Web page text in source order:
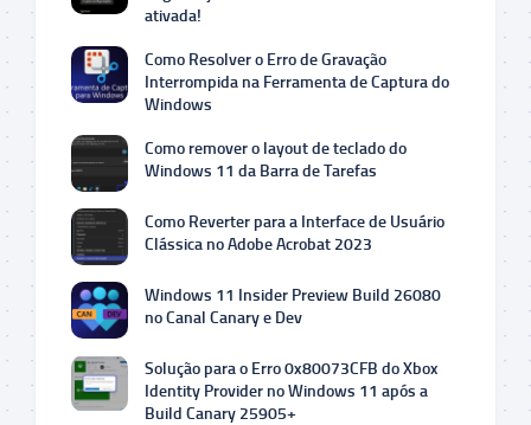
ativada!
Como Resolver o Erro de Gravação
Interrompida na Ferramenta de Captura do
Windows
Como remover o layout de teclado do
Windows 11 da Barra de Tarefas
Como Reverter para a Interface de Usuário
Clássica no Adobe Acrobat 2023
Windows 11 Insider Preview Build 26080
no Canal Canary e Dev
Solução para o Erro 0x80073CFB do Xbox
Identity Provider no Windows 11 após a
Build Canary 25905+